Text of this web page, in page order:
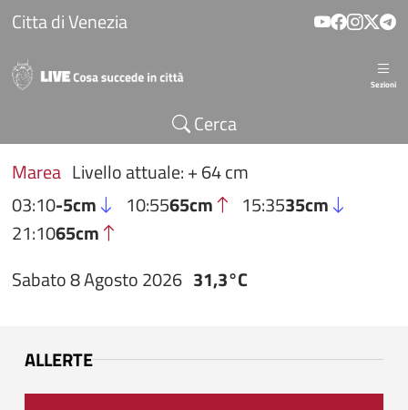
Salta al contenuto principale
Citta di Venezia
Sezioni
Cerca
Marea Livello attuale: + 64 cm
03:10-5cm 10:5565cm 15:3535cm
21:1065cm
Sabato 8 Agosto 2026 31,3°C
ALLERTE